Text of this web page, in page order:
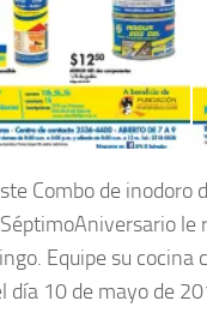
Combo de inodoro
le
Equipe su cocina
10 de mayo de